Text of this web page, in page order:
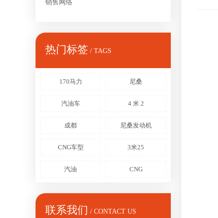
销售网络
热门标签 / TAGS
170马力 尼桑
汽油车 4 米 2
成都 尼桑发动机
CNG车型 3米25
汽油 CNG
联系我们 / CONTACT US